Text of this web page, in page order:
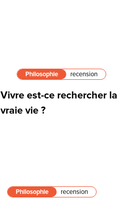
Philosophie recension
Vivre est-ce rechercher la
vraie vie ?
Philosophie recension